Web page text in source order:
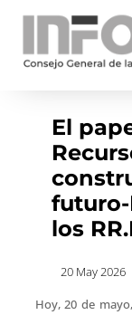
El
los
20 May 2026
Hoy, 20 de